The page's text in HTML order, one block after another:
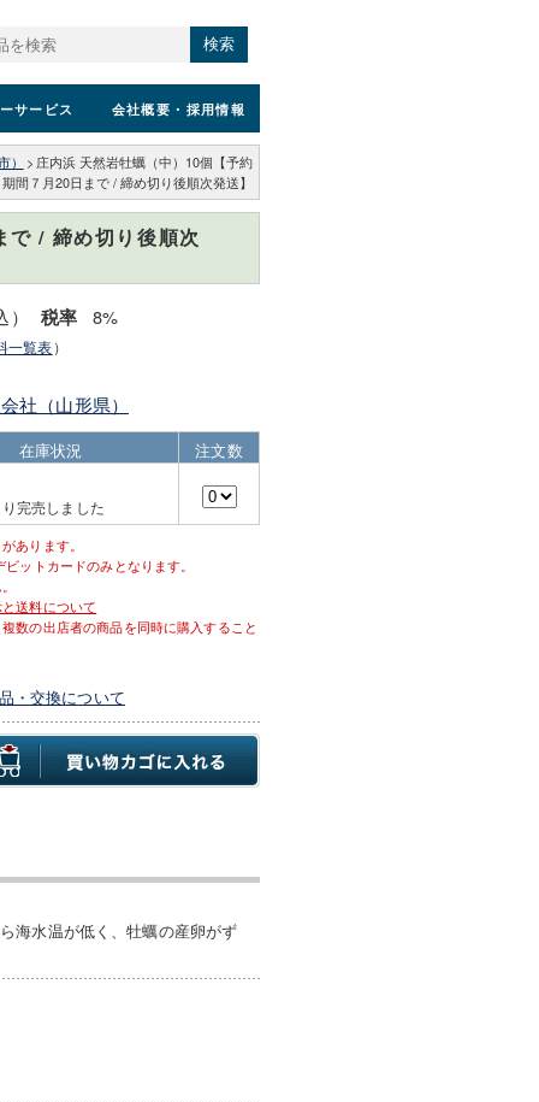
検索
サービス 会社概要 ・採用情報
） > 庄内浜 天然岩牡蠣（中）10個【予約
期間７月20日まで / 締め切り後順次発送】
で / 締め切り後順次
税率 8%
一覧表）
社（山形県）
在庫状況 注文数
完売しました
あります。
ットカードのみとなります。
送料について
数の出店者の商品を同時に購入すること
・交換について
海水温が低く、牡蠣の産卵がず